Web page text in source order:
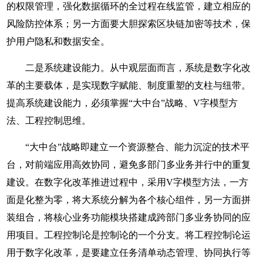
的权限管理，强化数据循环的全过程在线监管，建立相应的
风险防控体系；另一方面要大胆探索区块链加密等技术，保
护用户隐私和数据安全。
二是系统建设能力。从中观层面而言，系统是数字化改
革的主要载体，是实现数字赋能、制度重塑的支柱与纽带。
提高系统建设能力，必须掌握“大中台”战略、V字模型方
法、工程控制思维。
“大中台”战略即建立一个资源整合、能力沉淀的技术平
台，对前端应用高效协同，避免多部门多业务并行中的重复
建设。在数字化改革推进过程中，采用V字模型方法，一方
面是化整为零，将大系统分解为各个核心组件，另一方面拼
装组合，将核心业务功能模块搭建成跨部门多业务协同的应
用项目。工程控制论是控制论的一个分支。将工程控制论运
用于数字化改革，是要建立任务清单动态管理、协同执行等